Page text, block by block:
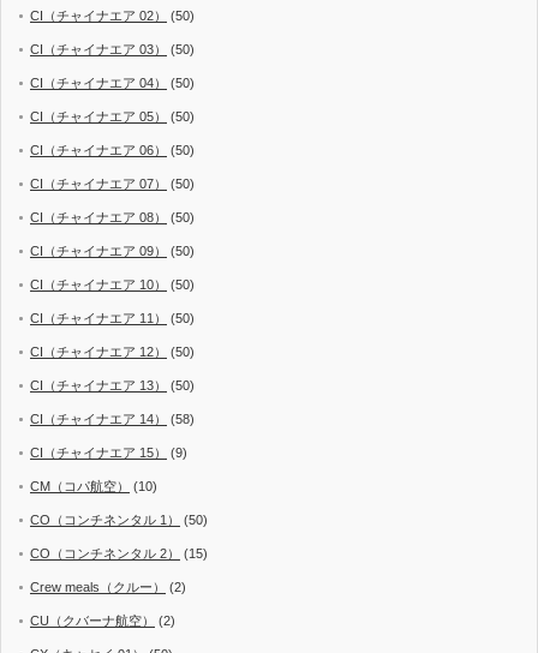
CI（チャイナエア 02） (50)
CI（チャイナエア 03） (50)
CI（チャイナエア 04） (50)
CI（チャイナエア 05） (50)
CI（チャイナエア 06） (50)
CI（チャイナエア 07） (50)
CI（チャイナエア 08） (50)
CI（チャイナエア 09） (50)
CI（チャイナエア 10） (50)
CI（チャイナエア 11） (50)
CI（チャイナエア 12） (50)
CI（チャイナエア 13） (50)
CI（チャイナエア 14） (58)
CI（チャイナエア 15） (9)
CM（コパ航空） (10)
CO（コンチネンタル 1） (50)
CO（コンチネンタル 2） (15)
Crew meals（クルー） (2)
CU（クバーナ航空） (2)